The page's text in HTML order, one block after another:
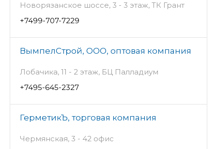
Новорязанское шоссе, 3 - 3 этаж, ТК Грант
+7499-707-7229
ВымпелСтрой, ООО, оптовая компания
Лобачика, 11 - 2 этаж, БЦ Палладиум
+7495-645-2327
ГерметикЪ, торговая компания
Чермянская, 3 - 42 офис